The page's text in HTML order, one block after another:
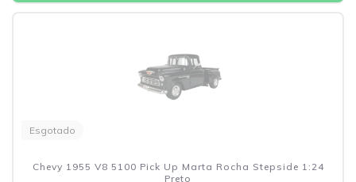
Esgotado
Chevy 1955 V8 5100 Pick Up Marta Rocha Stepside 1:24
Preto